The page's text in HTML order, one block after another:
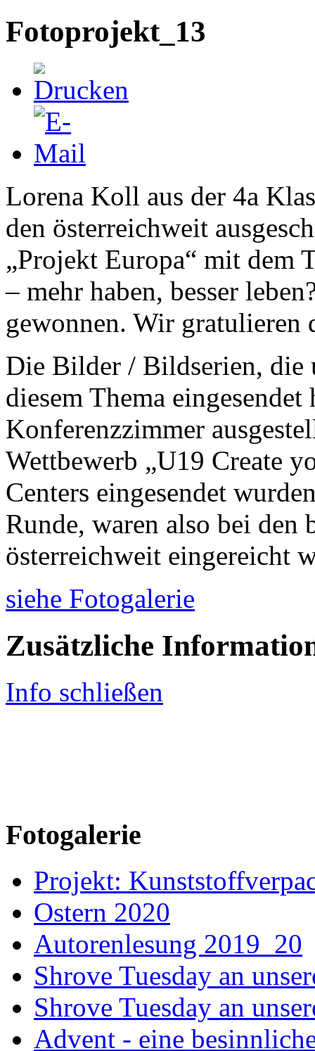
Fotoprojekt_13
Lorena Koll aus der 4a
den österreichweit
„Projekt Europa“ mit dem
– mehr haben, besser
gewonnen. Wir gratulieren
Die Bilder / Bildserien, die
diesem Thema
Konferenzzimmer
Wettbewerb „U19 Create
Centers eingesendet
Runde, waren also bei den
österreichweit eingereicht
siehe Fotogalerie
Zusätzliche
Info schließen
Fotogalerie
Projekt:
Ostern 2020
Autorenlesung 2019_20
Shrove Tuesday an
Shrove Tuesday an
Advent - eine